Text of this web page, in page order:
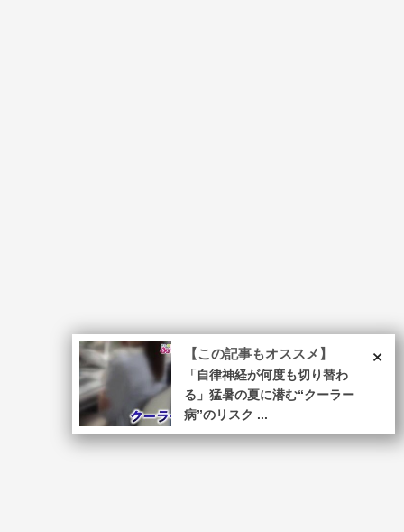
×
【この記事もオススメ】
「自律神経が何度も切り替わ
る」猛暑の夏に潜む“クーラー
病”のリスク ...